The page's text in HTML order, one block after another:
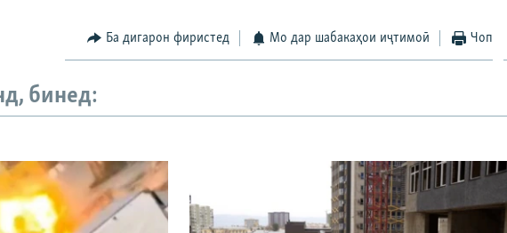
Ба дигарон фиристед Мо дар шабакаҳои иҷтимоӣ Чоп
бинед: